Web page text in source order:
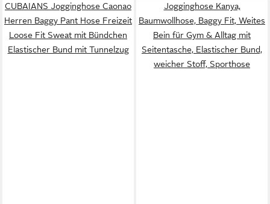
CUBAIANS Jogginghose Caonao
Herren Baggy Pant Hose Freizeit
Loose Fit Sweat mit Bündchen
Elastischer Bund mit Tunnelzug
Jogginghose Kanya,
Baumwollhose, Baggy Fit, Weites
Bein für Gym & Alltag mit
Seitentasche, Elastischer Bund,
weicher Stoff, Sporthose